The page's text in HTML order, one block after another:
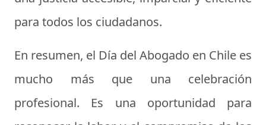
para todos los ciudadanos.
En resumen, el Día del Abogado en Chile es
mucho más que una celebración
profesional. Es una oportunidad para